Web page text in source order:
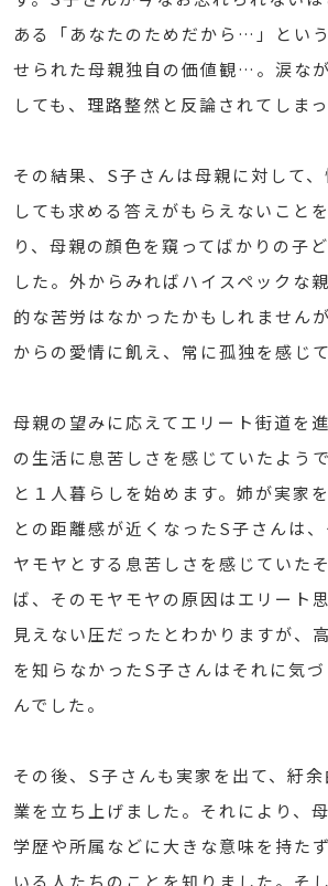
ある「あなたのためだから…」とい
せられた母親独自の価値観…。涙な
しても、理路整然と反論されてしまっ
その結果、S子さんは母親に対して
しても求める答えがもらえないこと
り、母親の顔色を窺ってばかりの子
した。外からみればハイスペックな
的な苦労はなかったかもしれません
からの愛情に飢え、常に孤独を感じ
母親の望みに応えてエリート街道を
の生活に息苦しさを感じていたよう
と１人暮らしを始めます。姉が実家
との距離感が近くなったS子さんは
ヤモヤとする息苦しさを感じていた
ば、そのモヤモヤの原因はエリート
見えない圧だったとわかりますが、
を知らなかったS子さんはそれに気
んでした。
その後、S子さんも実家を出て、紆
業を立ち上げました。それにより、
学歴や所属などに大きな意味を持た
いる人たちのことを知りました。そ